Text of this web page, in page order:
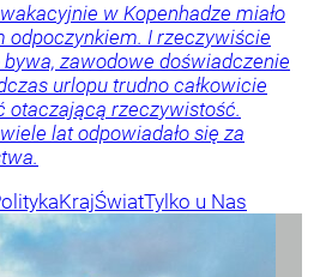
w Kopenhadze miało
odpoczynkiem. I rzeczywiście
bywa, zawodowe doświadczenie
urlopu trudno całkowicie
otaczającą rzeczywistość.
lat odpowiadało się za
KrajŚwiatTylko u Nas